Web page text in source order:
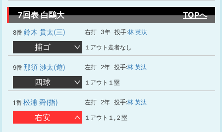
7回表 白鷗大 TOPへ
8番 鈴木 貫太(三) 右打 3年 投手:林 英汰
捕ゴ １アウト走者なし
9番 那須 渉太(遊) 左打 2年 投手:林 英汰
四球 １アウト１塁
1番 松浦 舜(指) 左打 2年 投手:林 英汰
右安 １アウト１,２塁